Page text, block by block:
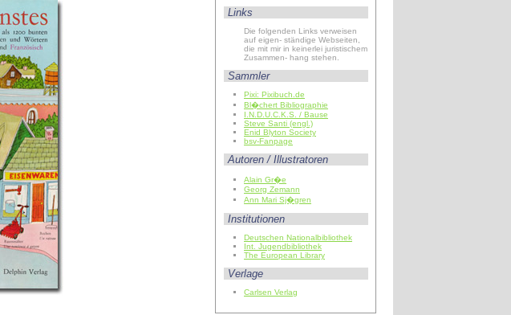
Links
Die folgenden Links verweisen
auf eigen- ständige Webseiten,
die mit mir in keinerlei juristischem
Zusammen- hang stehen.
Sammler
Pixi: Pixibuch.de
Bl�chert Bibliographie
I.N.D.U.C.K.S. / Bause
Steve Santi (engl.)
Enid Blyton Society
bsv-Fanpage
Autoren / Illustratoren
Alain Gr�e
Georg Zemann
Ann Mari Sj�gren
Institutionen
Deutschen Nationalbibliothek
Int. Jugendbibliothek
The European Library
Verlage
Carlsen Verlag